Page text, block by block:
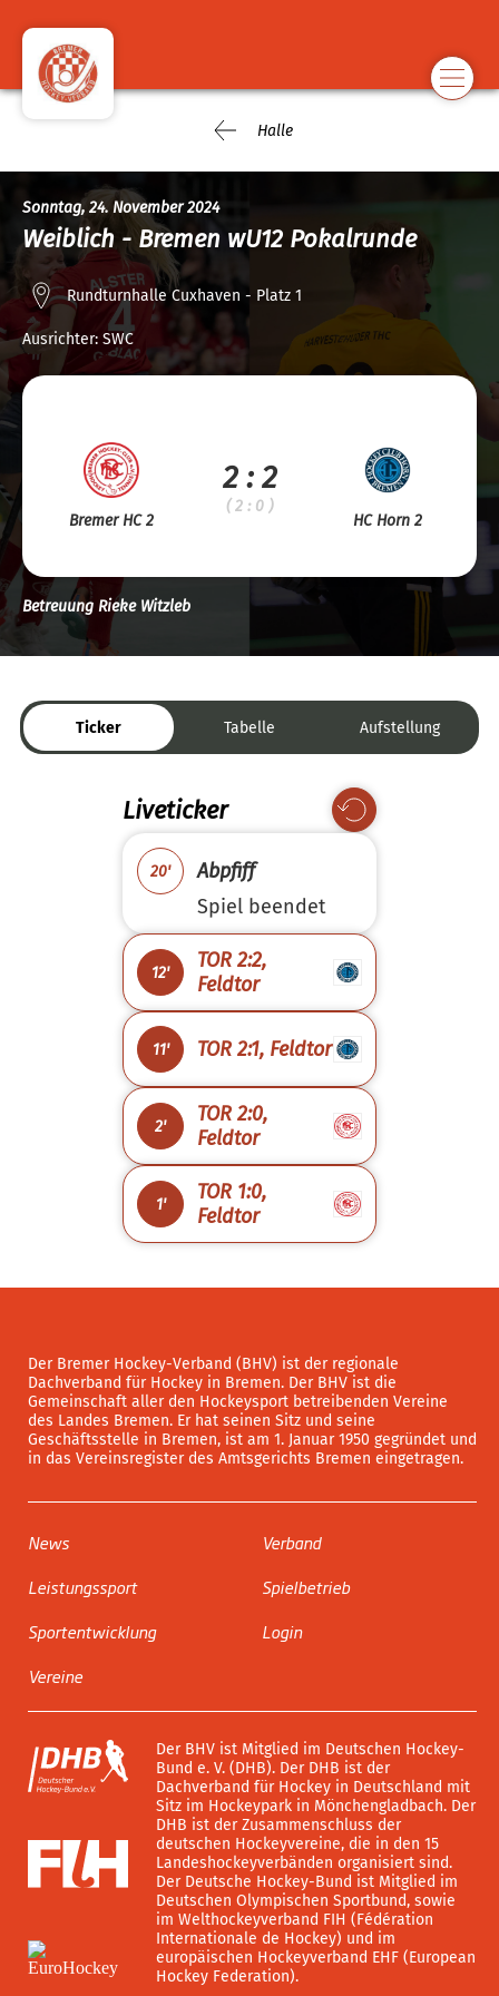
Halle
Sonntag, 24. November 2024
Weiblich - Bremen wU12 Pokalrunde
Rundturnhalle Cuxhaven - Platz 1
Ausrichter: SWC
Bremer HC 2
2 : 2
( 2 : 0 )
HC Horn 2
Betreuung Rieke Witzleb
Ticker Tabelle Aufstellung
Liveticker
20'
Abpfiff
Spiel beendet
12'
TOR 2:2,
Feldtor
11' TOR 2:1, Feldtor
2'
TOR 2:0,
Feldtor
1'
TOR 1:0,
Feldtor
Der Bremer Hockey-Verband (BHV) ist der regionale
Dachverband für Hockey in Bremen. Der BHV ist die
Gemeinschaft aller den Hockeysport betreibenden Vereine
des Landes Bremen. Er hat seinen Sitz und seine
Geschäftsstelle in Bremen, ist am 1. Januar 1950 gegründet und
in das Vereinsregister des Amtsgerichts Bremen eingetragen.
News
Leistungssport
Sportentwicklung
Vereine
Verband
Spielbetrieb
Login
Der BHV ist Mitglied im Deutschen Hockey-
Bund e. V. (DHB). Der DHB ist der
Dachverband für Hockey in Deutschland mit
Sitz im Hockeypark in Mönchengladbach. Der
DHB ist der Zusammenschluss der
deutschen Hockeyvereine, die in den 15
Landeshockeyverbänden organisiert sind.
Der Deutsche Hockey-Bund ist Mitglied im
Deutschen Olympischen Sportbund, sowie
im Welthockeyverband FIH (Fédération
Internationale de Hockey) und im
europäischen Hockeyverband EHF (European
Hockey Federation).